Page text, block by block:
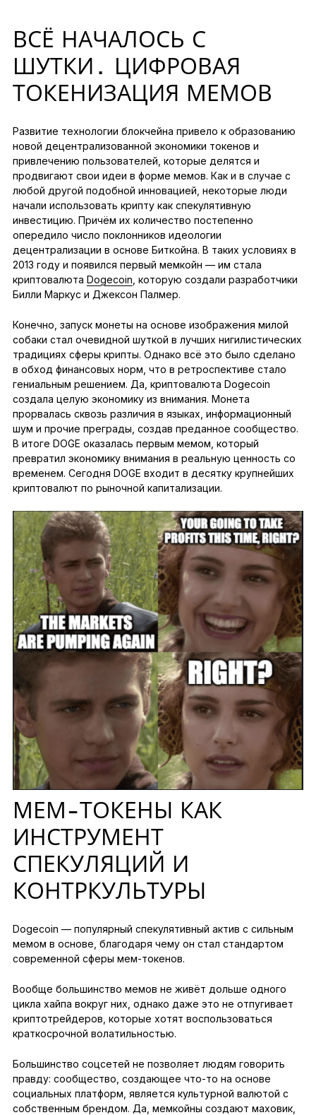
ВСЁ НАЧАЛОСЬ С
ШУТКИ. ЦИФРОВАЯ
ТОКЕНИЗАЦИЯ МЕМОВ
Развитие технологии блокчейна привело к образованию
новой децентрализованной экономики токенов и
привлечению пользователей, которые делятся и
продвигают свои идеи в форме мемов. Как и в случае с
любой другой подобной инновацией, некоторые люди
начали использовать крипту как спекулятивную
инвестицию. Причём их количество постепенно
опередило число поклонников идеологии
децентрализации в основе Биткойна. В таких условиях в
2013 году и появился первый мемкойн — им стала
криптовалюта Dogecoin , которую создали разработчики
Билли Маркус и Джексон Палмер.
Конечно, запуск монеты на основе изображения милой
собаки стал очевидной шуткой в лучших нигилистических
традициях сферы крипты. Однако всё это было сделано
в обход финансовых норм, что в ретроспективе стало
гениальным решением. Да, криптовалюта Dogecoin
создала целую экономику из внимания. Монета
прорвалась сквозь различия в языках, информационный
шум и прочие преграды, создав преданное сообщество.
В итоге DOGE оказалась первым мемом, который
превратил экономику внимания в реальную ценность со
временем. Сегодня DOGE входит в десятку крупнейших
криптовалют по рыночной капитализации.
МЕМ-ТОКЕНЫ КАК
ИНСТРУМЕНТ
СПЕКУЛЯЦИЙ И
КОНТРКУЛЬТУРЫ
Dogecoin — популярный спекулятивный актив с сильным
мемом в основе, благодаря чему он стал стандартом
современной сферы мем-токенов.
Вообще большинство мемов не живёт дольше одного
цикла хайпа вокруг них, однако даже это не отпугивает
криптотрейдеров, которые хотят воспользоваться
краткосрочной волатильностью.
Большинство соцсетей не позволяет людям говорить
правду: сообщество, создающее что-то на основе
социальных платформ, является культурной валютой с
собственным брендом. Да, мемкойны создают маховик,